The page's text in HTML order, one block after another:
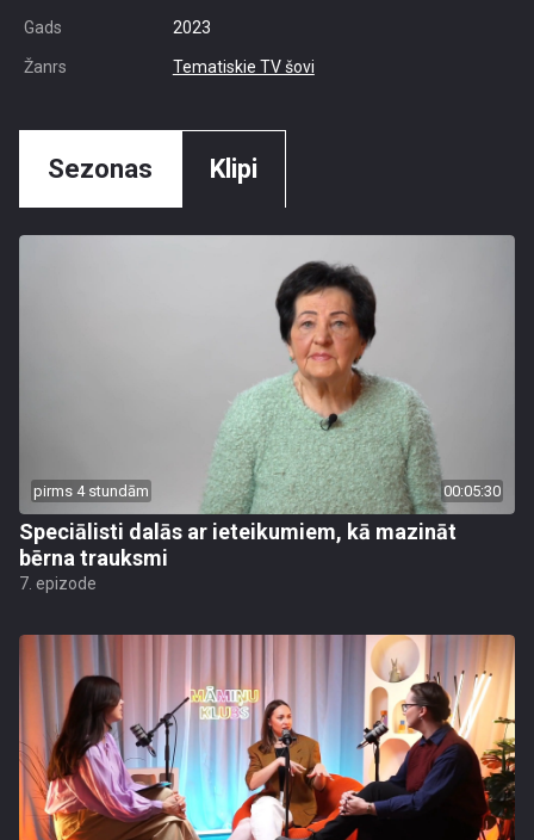
Gads 2023
Žanrs Tematiskie TV šovi
Sezonas Klipi
pirms 4 stundām 00:05:30
Speciālisti dalās ar ieteikumiem, kā mazināt
bērna trauksmi
7. epizode